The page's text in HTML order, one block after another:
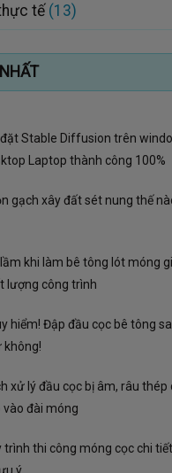
tế(13)
Stable Diffusion trên
Laptop thành công 100%
gạch xây đất sét nung thế
khi làm bê tông lót móng
lượng công trình
hiểm! Đập đầu cọc bê tông
không!
xử lý đầu cọc bị âm, râu thép
vào đài móng
trình thi công móng cọc chi